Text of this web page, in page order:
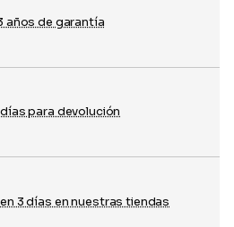
años de garantía
para devolución
3 días en nuestras tiendas